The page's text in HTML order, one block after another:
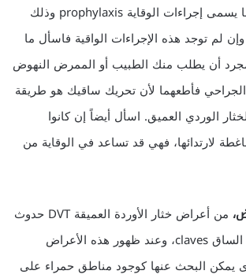
كنت سوف تتلقى ما يسمى إجراءات الوقاية prophylaxis وذلك
لم توجد هذه الإجراءات الواقية فاسأل ما
أن يطلب منك الطبيب أو الممرض النهوض
فأطعهما لأن تحريك ساقيك هو طريقة
الوردي العميق. اسأل أيضاً إن كانوا
لارتدائها، فهي قد تساعد في الوقاية من
من أعراض خثار الأوردة العميقة DVT حدوث
تورم وإيلام في بطة الساق claves، وعند ظهور هذه الأعراض
يمكن البحث عنها كوجود مناطق حمراء على